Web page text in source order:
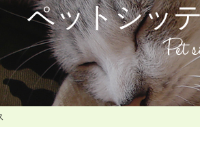
カウンセラー養成講座
シニ
ペットシッ
Pet